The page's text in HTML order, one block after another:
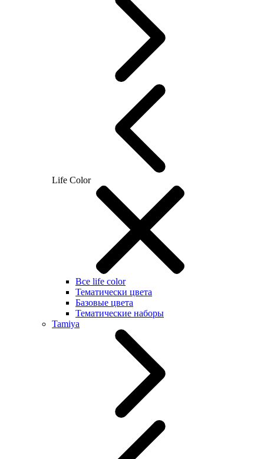
Life Color
Все life color
Тематически цвета
Базовые цвета
Тематические наборы
Tamiya